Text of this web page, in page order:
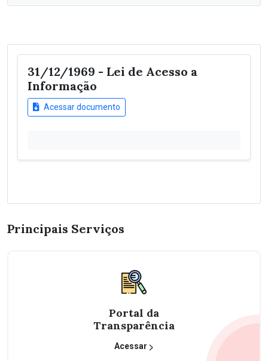
31/12/1969 - Lei de Acesso a
Informação
Acessar documento
Principais Serviços
Portal da
Transparência
Acessar